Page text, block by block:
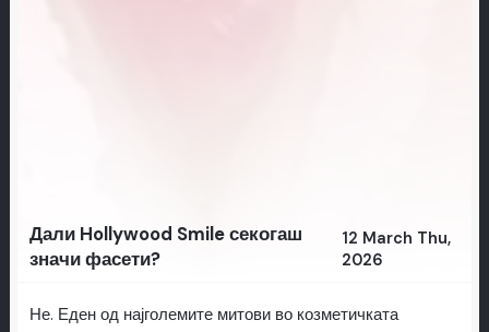
Дали Hollywood Smile секогаш
значи фасети?
12 March Thu,
2026
Не. Еден од најголемите митови во козметичката